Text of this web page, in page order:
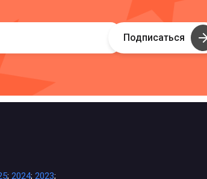
Подписаться
; 2024; 2023;